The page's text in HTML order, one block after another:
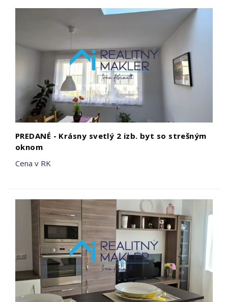
PREDANÉ - Krásny svetlý 2 izb. byt so strešným
oknom
Cena v RK